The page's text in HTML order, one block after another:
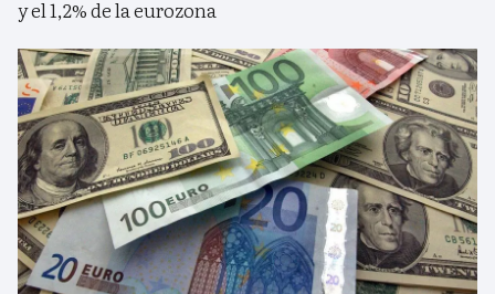
y el 1,2% de la eurozona